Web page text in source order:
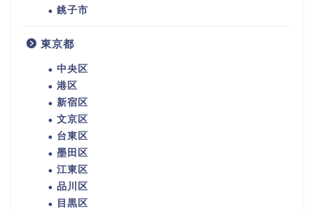
銚子市
東京都
中央区
港区
新宿区
文京区
台東区
墨田区
江東区
品川区
目黒区